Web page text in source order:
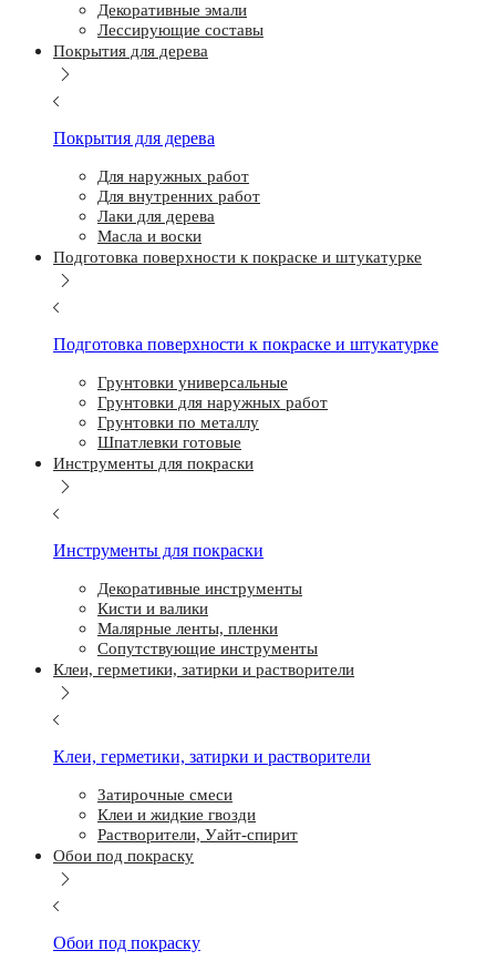
Декоративные эмали
Лессирующие составы
Покрытия для дерева
Покрытия для дерева
Для наружных работ
Для внутренних работ
Лаки для дерева
Масла и воски
Подготовка поверхности к покраске и штукатурке
Подготовка поверхности к покраске и штукатурке
Грунтовки универсальные
Грунтовки для наружных работ
Грунтовки по металлу
Шпатлевки готовые
Инструменты для покраски
Инструменты для покраски
Декоративные инструменты
Кисти и валики
Малярные ленты, пленки
Сопутствующие инструменты
Клеи, герметики, затирки и растворители
Клеи, герметики, затирки и растворители
Затирочные смеси
Клеи и жидкие гвозди
Растворители, Уайт-спирит
Обои под покраску
Обои под покраску